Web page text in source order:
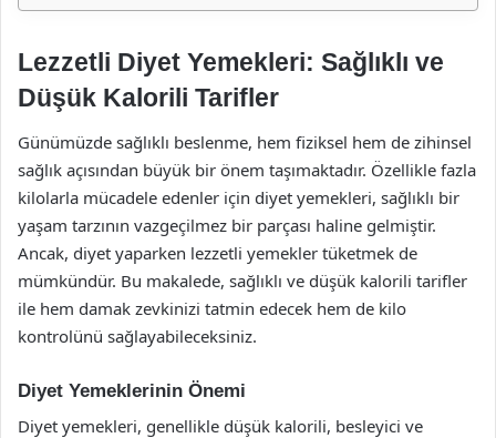
Lezzetli Diyet Yemekleri: Sağlıklı ve
Düşük Kalorili Tarifler
Günümüzde sağlıklı beslenme, hem fiziksel hem de zihinsel
sağlık açısından büyük bir önem taşımaktadır. Özellikle fazla
kilolarla mücadele edenler için diyet yemekleri, sağlıklı bir
yaşam tarzının vazgeçilmez bir parçası haline gelmiştir.
Ancak, diyet yaparken lezzetli yemekler tüketmek de
mümkündür. Bu makalede, sağlıklı ve düşük kalorili tarifler
ile hem damak zevkinizi tatmin edecek hem de kilo
kontrolünü sağlayabileceksiniz.
Diyet Yemeklerinin Önemi
Diyet yemekleri, genellikle düşük kalorili, besleyici ve